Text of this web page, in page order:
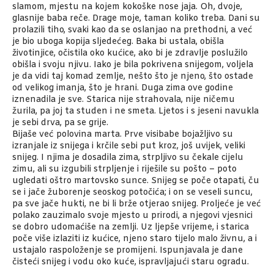
slamom, mjestu na kojem kokoške nose jaja. Oh, dvoje,
glasnije baba reče. Drage moje, taman koliko treba. Dani su
prolazili tiho, svaki kao da se oslanjao na prethodni, a već
je bio uboga kopija sljedećeg. Baka bi ustala, obišla
životinjice, očistila oko kućice, ako bi je zdravlje poslužilo
obišla i svoju njivu. Iako je bila pokrivena snijegom, voljela
je da vidi taj komad zemlje, nešto što je njeno, što ostade
od velikog imanja, što je hrani. Duga zima ove godine
iznenadila je sve. Starica nije strahovala, nije ničemu
žurila, pa joj ta studen i ne smeta. Ljetos i s jeseni navukla
je sebi drva, pa se grije.
Bijaše već polovina marta. Prve visibabe bojažljivo su
izranjale iz snijega i krčile sebi put kroz, još uvijek, veliki
snijeg. I njima je dosadila zima, strpljivo su čekale cijelu
zimu, ali su izgubili strpljenje i riješile su pošto – poto
ugledati oštro martovsko sunce. Snijeg se poče otapati, ču
se i jače žuborenje seoskog potočića; i on se veseli suncu,
pa sve jače hukti, ne bi li brže otjerao snijeg. Proljeće je već
polako zauzimalo svoje mjesto u prirodi, a njegovi vjesnici
se dobro udomaćiše na zemlji. Uz ljepše vrijeme, i starica
poče više izlaziti iz kućice, njeno staro tijelo malo živnu, a i
ustajalo raspoloženje se promijeni. Ispunjavala je dane
čisteći snijeg i vodu oko kuće, ispravljajući staru ogradu.